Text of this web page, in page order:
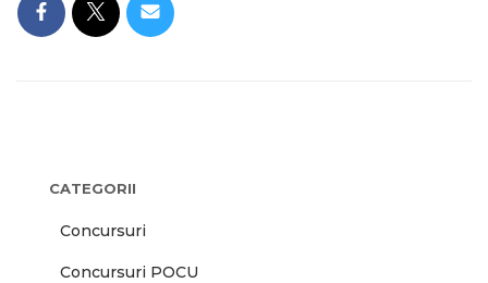
CATEGORII
Concursuri
Concursuri POCU